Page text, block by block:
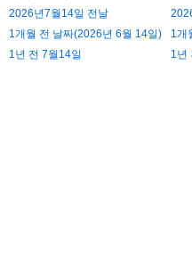
2026년7월14일 전날
1개월 전 날짜(2026년 6월 14일)
1개
1년 전 7월14일
1년